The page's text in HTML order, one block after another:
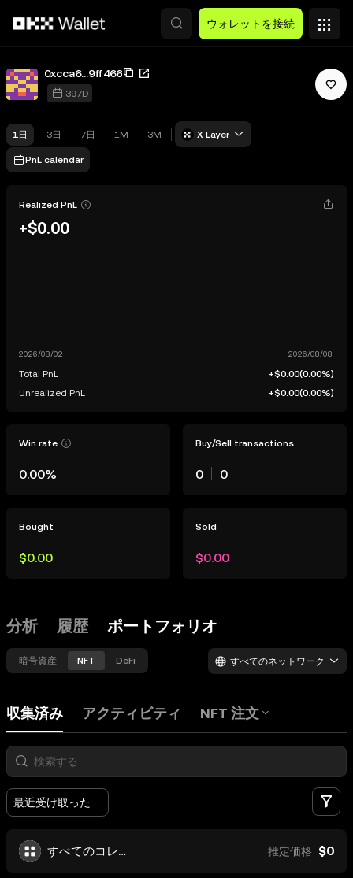
ウォレットを接続
0xcca6...9ff466
397D
1日 3日 7日 1M 3M X Layer
PnL calendar
Realized PnL
+$0.00
Total PnL +$0.00(0.00%)
Unrealized PnL
+$0.00(0.00%)
Win rate
0.00%
Buy/Sell transactions
0 0
Bought
$0.00
Sold
$0.00
分析 履歴 ポートフォリオ
暗号資産 NFT DeFi すべてのネットワーク
収集済み アクティビティ NFT 注文
最近受け取った
すべてのコレクション 推定価格 $0